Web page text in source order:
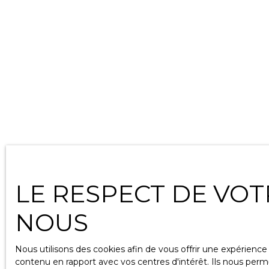
LE RESPECT DE
NOUS
Nous utilisons des cookies afin de vous offrir une
contenu en rapport avec vos centres d'intérêt. Ils nous